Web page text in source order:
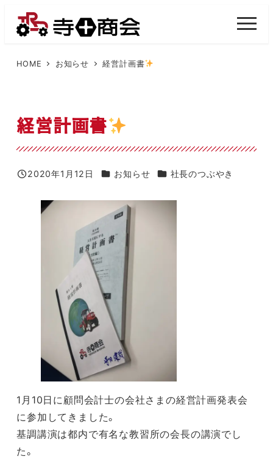
HOME お知らせ 経営計画書
経営計画書
投稿日
2020年1月12日 カテゴリー
お知らせ カテゴリー
社長のつぶやき
1月10日に顧問会計士の会社さまの経営計画発表会
に参加してきました。
基調講演は都内で有名な教習所の会長の講演でし
た。